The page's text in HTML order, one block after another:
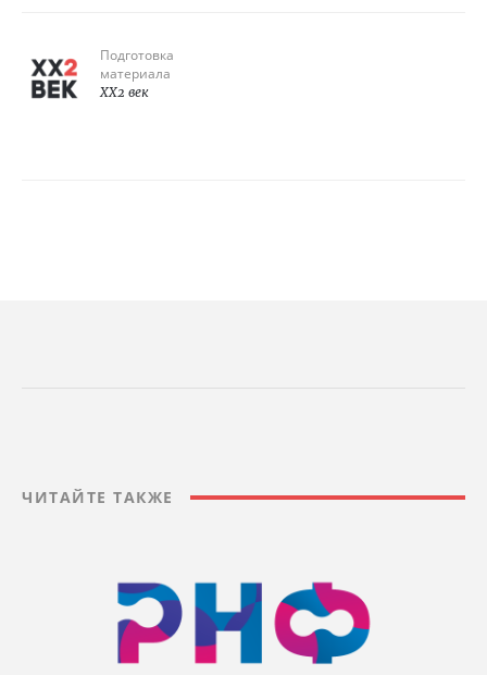
Подготовка
материала
XX2 век
ЧИТАЙТЕ ТАКЖЕ